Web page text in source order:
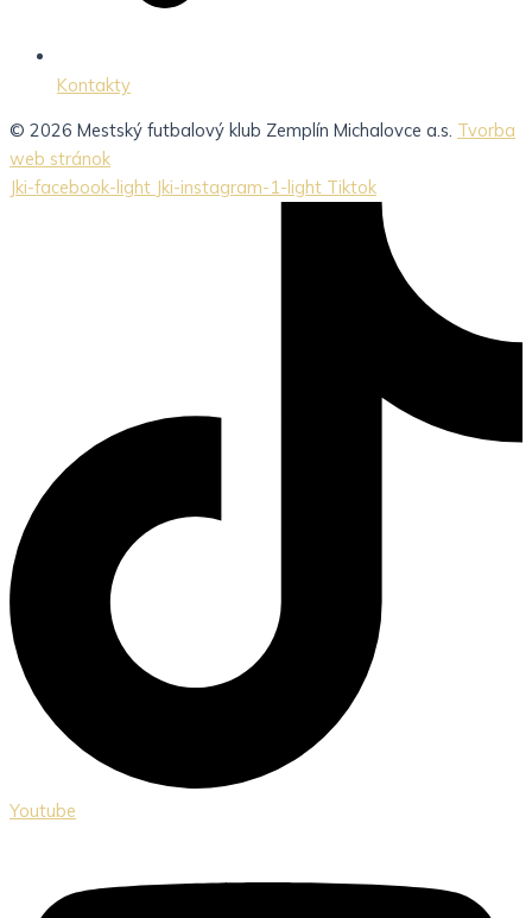
Kontakty
© 2026 Mestský futbalový klub Zemplín Michalovce a.s. Tvorba
web stránok
Jki-facebook-light Jki-instagram-1-light Tiktok
Youtube